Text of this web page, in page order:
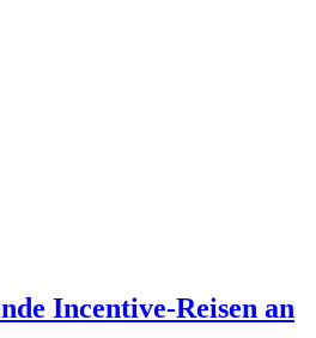
Incentive-Reisen an